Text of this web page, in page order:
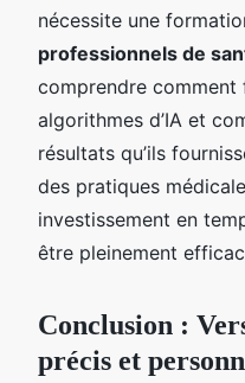
nécessite une
professionnels de
comprendre comment
algorithmes d’IA et
résultats qu’ils
des pratiques
investissement en
être pleinement
Conclusion :
précis et